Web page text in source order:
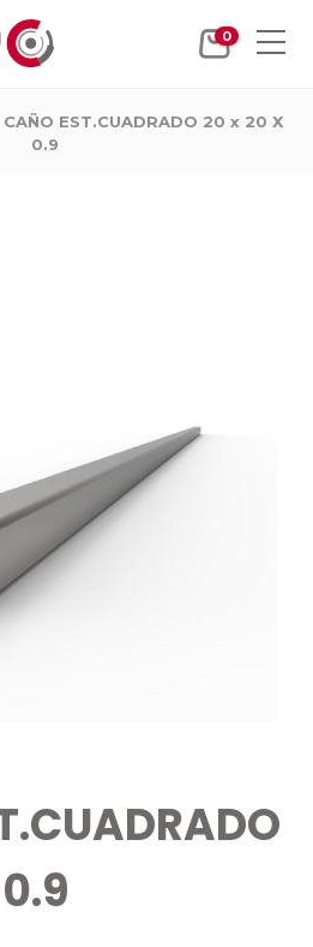
0
CAÑO EST.CUADRADO 20 x 20 X
0.9